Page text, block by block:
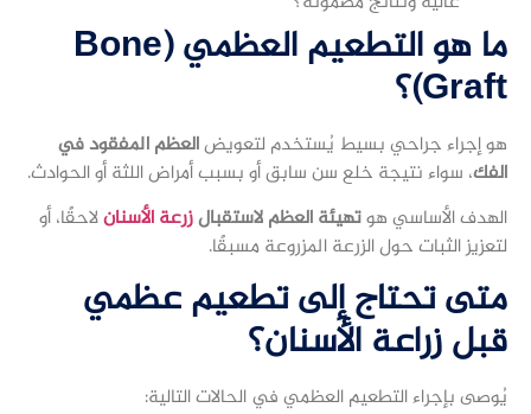
ما هو التطعيم العظمي (Bone
Graft)؟
هو إجراء جراحي بسيط يُستخدم لتعويضالعظم المفقود في
الفك، سواء نتيجة خلع سن سابق أو بسبب أمراض اللثة أو الحوادث.
الهدف الأساسي هوتهيئة العظم لاستقبالزرعة الأسنانلاحقًا، أو
لتعزيز الثبات حول الزرعة المزروعة مسبقًا.
متى تحتاج إلى تطعيم عظمي
قبل زراعة الأسنان؟
يُوصى بإجراء التطعيم العظمي في الحالات التالية: